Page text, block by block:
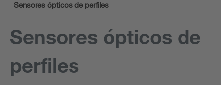
Sensores ópticos de perfiles
Sensores ópticos de
perfiles